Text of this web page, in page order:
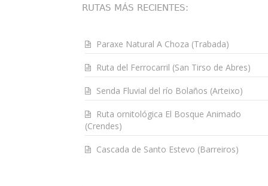
RUTAS MÁS RECIENTES:
Paraxe Natural A Choza (Trabada)
Ruta del Ferrocarril (San Tirso de Abres)
Senda Fluvial del río Bolaños (Arteixo)
Ruta ornitológica El Bosque Animado
(Crendes)
Cascada de Santo Estevo (Barreiros)